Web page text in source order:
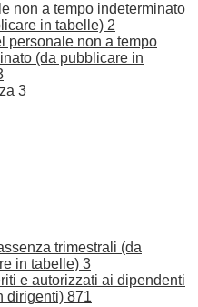
non a tempo indeterminato
in tabelle) 2
personale non a tempo
(da pubblicare in
3
trimestrali (da
in tabelle) 3
e autorizzati ai dipendenti
dirigenti) 871